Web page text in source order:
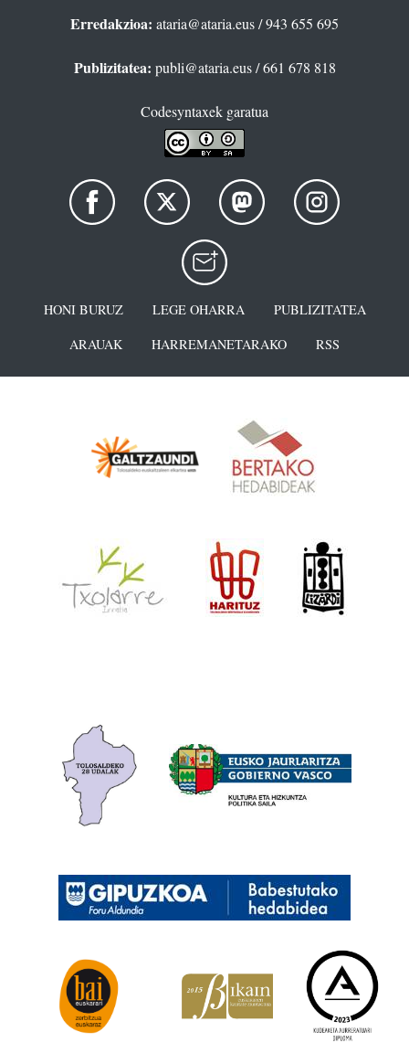
Erredakzioa: ataria@ataria.eus/ 943 655 695
Publizitatea: publi@ataria.eus/ 661 678 818
Codesyntaxek garatua
HONI BURUZ LEGE OHARRA
PUBLIZITATEA
ARAUAK
HARREMANETARAKO RSS